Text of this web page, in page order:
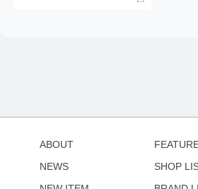
ABOUT
NEWS
SHOP